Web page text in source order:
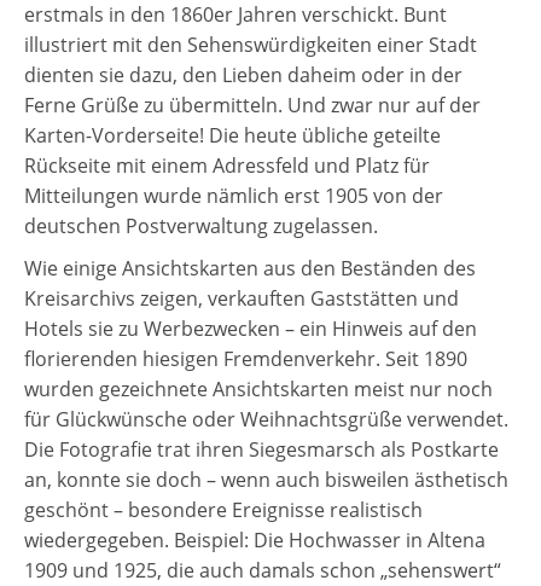
erstmals in den 1860er Jahren verschickt. Bunt
illustriert mit den Sehenswürdigkeiten einer Stadt
dienten sie dazu, den Lieben daheim oder in der
Ferne Grüße zu übermitteln. Und zwar nur auf der
Karten-Vorderseite! Die heute übliche geteilte
Rückseite mit einem Adressfeld und Platz für
Mitteilungen wurde nämlich erst 1905 von der
deutschen Postverwaltung zugelassen.
Wie einige Ansichtskarten aus den Beständen des
Kreisarchivs zeigen, verkauften Gaststätten und
Hotels sie zu Werbezwecken – ein Hinweis auf den
florierenden hiesigen Fremdenverkehr. Seit 1890
wurden gezeichnete Ansichtskarten meist nur noch
für Glückwünsche oder Weihnachtsgrüße verwendet.
Die Fotografie trat ihren Siegesmarsch als Postkarte
an, konnte sie doch – wenn auch bisweilen ästhetisch
geschönt – besondere Ereignisse realistisch
wiedergegeben. Beispiel: Die Hochwasser in Altena
1909 und 1925, die auch damals schon „sehenswert“